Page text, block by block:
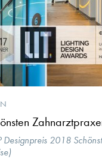
Designpreis 2018